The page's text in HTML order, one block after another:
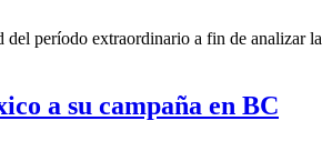
del período extraordinario a fin de analizar la
a su campaña en BC